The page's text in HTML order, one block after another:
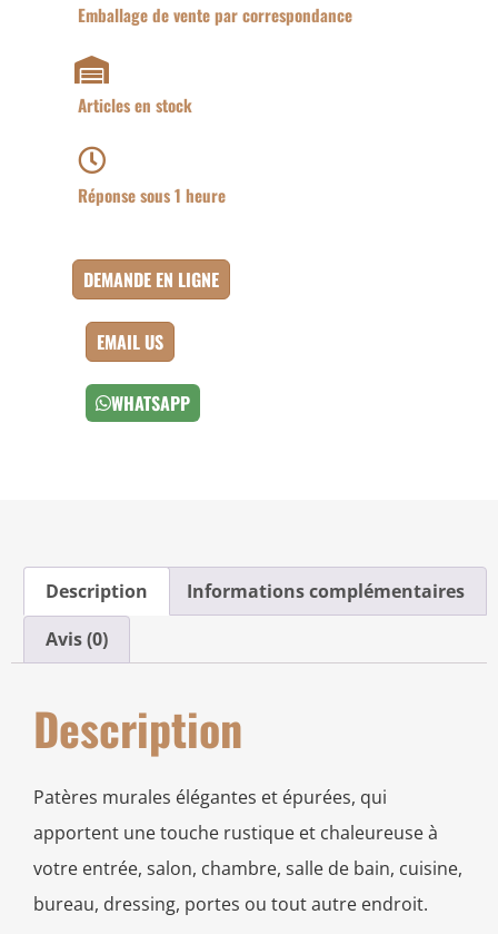
Emballage de vente par correspondance
Articles en stock
Réponse sous 1 heure
DEMANDE EN LIGNE
EMAIL US
WHATSAPP
Description
Informations complémentaires
Avis (0)
Description
Patères murales élégantes et épurées, qui
apportent une touche rustique et chaleureuse à
votre entrée, salon, chambre, salle de bain, cuisine,
bureau, dressing, portes ou tout autre endroit.